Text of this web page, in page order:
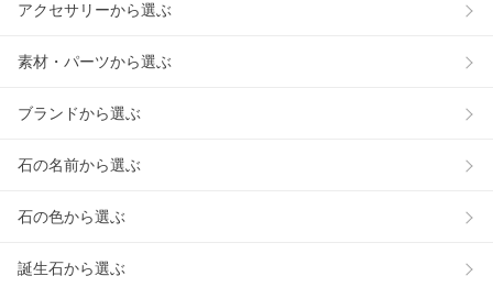
アクセサリーから選ぶ
素材・パーツから選ぶ
ブランドから選ぶ
石の名前から選ぶ
石の色から選ぶ
誕生石から選ぶ